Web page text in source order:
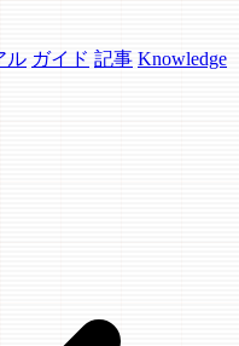
ル ガイド 記事 Knowledge